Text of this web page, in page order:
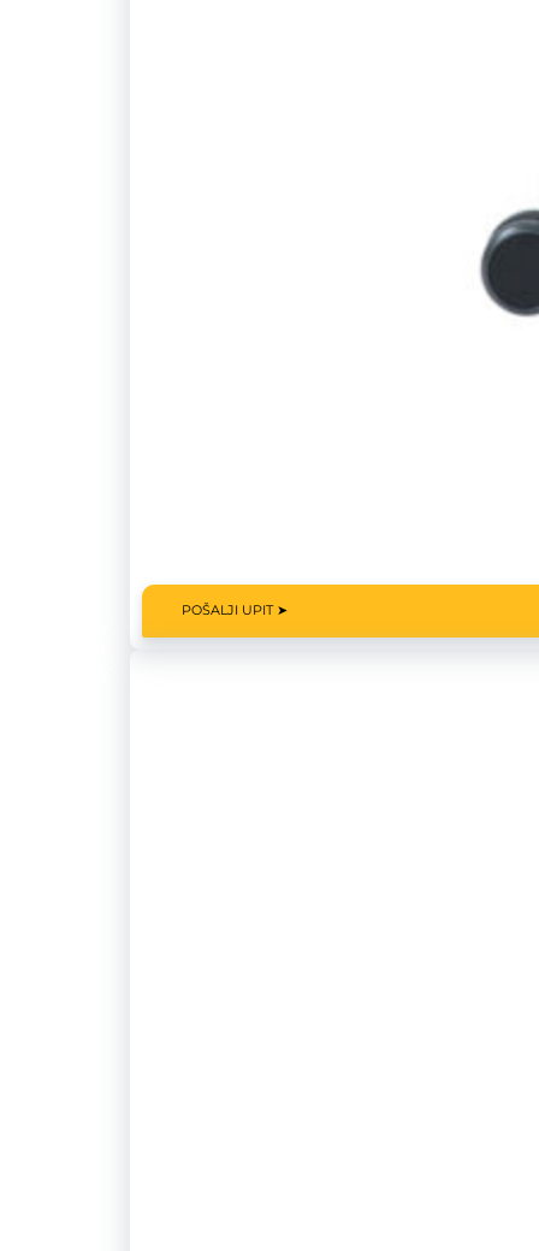
POŠALJI UPIT ➤